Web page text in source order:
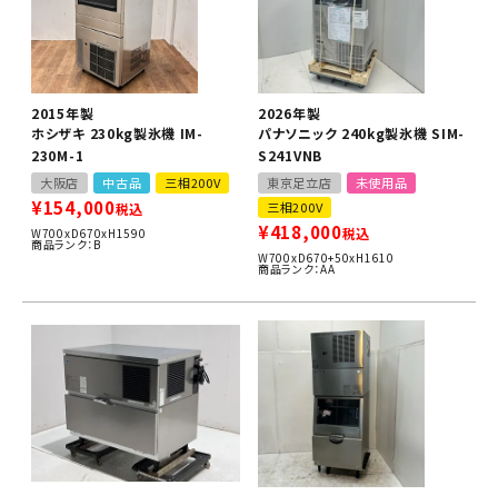
2015年製
ホシザキ 230kg製氷機 IM-
230M-1
大阪店 中古品 三相200V
¥154,000税込
W700xD670xH1590
商品ランク：B
2026年製
パナソニック 240kg製氷機 SIM-
S241VNB
東京足立店
未使用品
三相200V
¥418,000税込
W700xD670+50xH1610
商品ランク：AA